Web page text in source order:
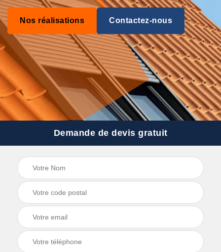
Nos réalisations Contactez-nous
Demande de devis gratuit